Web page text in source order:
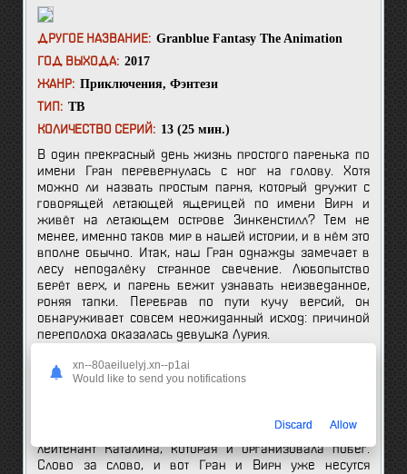
ДРУГОЕ НАЗВАНИЕ: Granblue Fantasy The Animation
ГОД ВЫХОДА: 2017
ЖАНР: Приключения, Фэнтези
ТИП: ТВ
КОЛИЧЕСТВО СЕРИЙ: 13 (25 мин.)
В один прекрасный день жизнь простого паренька по
имени Гран перевернулась с ног на голову. Хотя
можно ли назвать простым парня, который дружит с
говорящей летающей ящерицей по имени Вирн и
живёт на летающем острове Зинкенстилл? Тем не
менее, именно таков мир в нашей истории, и в нём это
вполне обычно. Итак, наш Гран однажды замечает в
лесу неподалёку странное свечение. Любопытство
берёт верх, и парень бежит узнавать неизведанное,
роняя тапки. Перебрав по пути кучу версий, он
обнаруживает совсем неожиданный исход: причиной
переполоха оказалась девушка Лурия.
А вот она оказалась совсем не простой. Мало того, что
Лурия приземлилась в лес, упав с боевого корабля, так
Империи Эрст. Но у девушки есть своя защитница,
лейтенант Каталина, которая и организовала побег.
Слово за слово, и вот Гран и Вирн уже несутся
xn--80aeiluelyj.xn--p1ai
Would like to send you notifications
Discard Allow